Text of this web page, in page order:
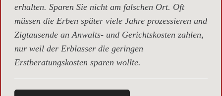
erhalten. Sparen Sie nicht am falschen Ort. Oft
müssen die Erben später viele Jahre prozessieren und
Zigtausende an Anwalts- und Gerichtskosten zahlen,
nur weil der Erblasser die geringen
Erstberatungskosten sparen wollte.